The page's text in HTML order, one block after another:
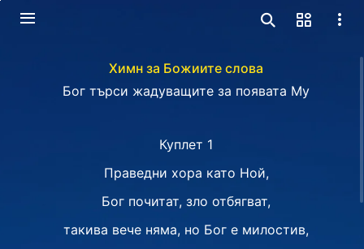
Химн за Божиите слова
Бог търси жадуващите за появата Му
Куплет 1
Праведни хора като Ной,
Бог почитат, зло отбягват,
такива вече няма, но Бог е милостив,